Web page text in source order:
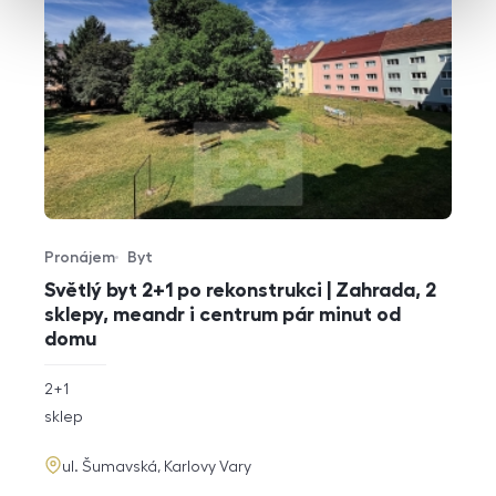
Světlý byt 2+1 po rekonstrukci | Zahrada, 2
sklepy, meandr i centrum pár minut od
domu
Typ nabídky
Pronájem
Typ nemovitosti
Byt
rozměry
2+1
funkce
sklep
adresa
ul. Šumavská, Karlovy Vary